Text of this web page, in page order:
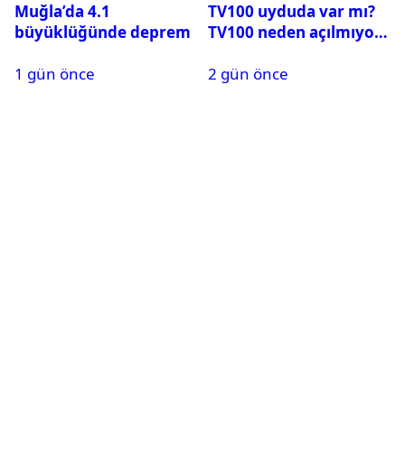
Muğla’da 4.1
büyüklüğünde deprem
1 gün önce
TV100 uyduda var mı?
TV100 neden açılmıyor?
2 gün önce